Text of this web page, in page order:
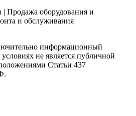
Продажа оборудования и
и обслуживания
информационный
не является публичной
Статьи 437